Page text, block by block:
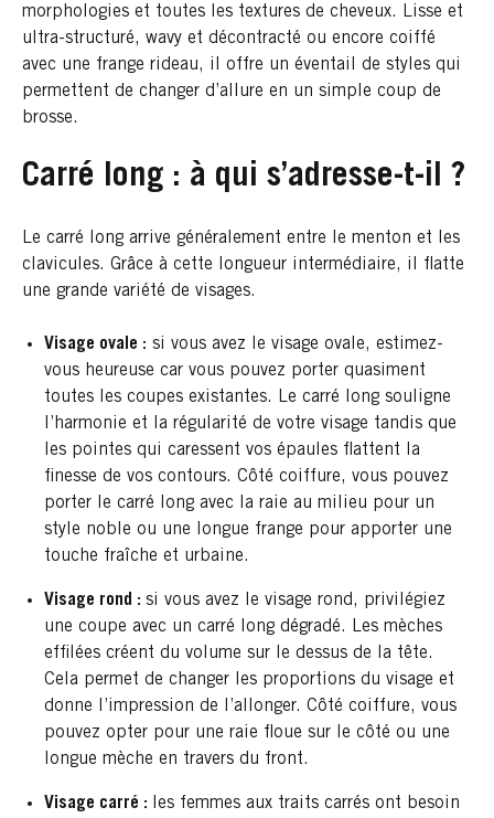
morphologies et toutes les textures de cheveux. Lisse et
ultra-structuré, wavy et décontracté ou encore coiffé
avec une frange rideau, il offre un éventail de styles qui
permettent de changer d’allure en un simple coup de
brosse.
Carré long : à qui s’adresse-t-il ?
Le carré long arrive généralement entre le menton et les
clavicules. Grâce à cette longueur intermédiaire, il flatte
une grande variété de visages.
Visage ovale : si vous avez le visage ovale, estimez-
vous heureuse car vous pouvez porter quasiment
toutes les coupes existantes. Le carré long souligne
l’harmonie et la régularité de votre visage tandis que
les pointes qui caressent vos épaules flattent la
finesse de vos contours. Côté coiffure, vous pouvez
porter le carré long avec la raie au milieu pour un
style noble ou une longue frange pour apporter une
touche fraîche et urbaine.
Visage rond : si vous avez le visage rond, privilégiez
une coupe avec un carré long dégradé. Les mèches
effilées créent du volume sur le dessus de la tête.
Cela permet de changer les proportions du visage et
donne l’impression de l’allonger. Côté coiffure, vous
pouvez opter pour une raie floue sur le côté ou une
longue mèche en travers du front.
Visage carré : les femmes aux traits carrés ont besoin